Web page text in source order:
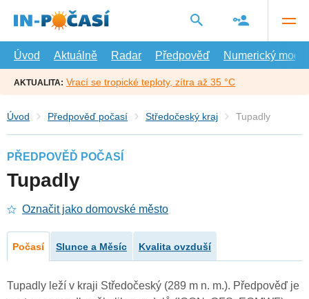
hlavní
Úvod
Aktuálně Radar Předpověď Numerický model
AKTUALITA: Vrací se tropické teploty, zítra až 35 °C
Úvod Předpověď počasí Středočeský kraj Tupadly
PŘEDPOVĚĎ POČASÍ
Tupadly
Označit jako domovské město
Počasí Slunce a Měsíc Kvalita ovzduší
Tupadly leží v kraji Středočeský (289 m n. m.). Předpověď je